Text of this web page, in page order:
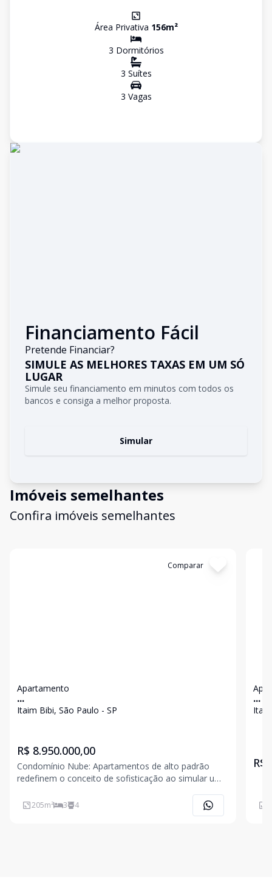
Área Privativa 156m²
3 Dormitórios
3 Suítes
3 Vagas
Financiamento Fácil
Pretende Financiar?
SIMULE AS MELHORES TAXAS EM UM SÓ
LUGAR
Simule seu financiamento em minutos com todos os
bancos e consiga a melhor proposta.
Simular
Imóveis semelhantes
Confira imóveis semelhantes
Comparar
Apartamento
...
Itaim Bibi, São Paulo - SP
R$ 8.950.000,00
Condomínio Nube: Apartamentos de alto padrão
redefinem o conceito de sofisticação ao simular uma
Europa. Com arquitetura autoral da Jacobsen
Arquitetura, o projeto valoriza a iluminação natural e
205m² 3 4
...
R$